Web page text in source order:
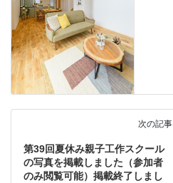
次の記事
第39回夏休み親子工作スクール
の写真を掲載しました（参加者
のみ閲覧可能）掲載終了しまし